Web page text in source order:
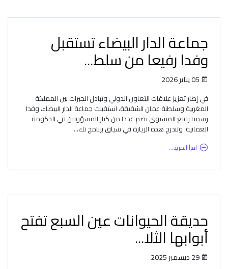
جماعة الدار البيضاء تستقبل
وفدا رفيعا من سلط...
في إطار تعزيز علاقات التعاون الدولي وتبادل الخبرات بين المملكة
المغربية وسلطنة عمان الشقيقة، استقبلت جماعة الدار البيضاء، وفدا
رسميا رفيع المستوى يضم عددا من كبار المسؤولين في الحكومة
العمانية. وتندرج هذه الزيارة في سياق برنامج تك...
اقرأ المزيد...
حديقة الحيوانات عين السبع تفتح
أبوابها الثلا...
29 ديسمبر 2025